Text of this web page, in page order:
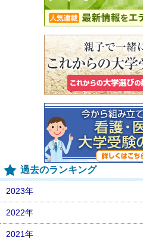
過去のランキング
2023年
2022年
2021年